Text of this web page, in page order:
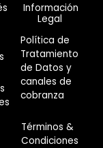
Información
Legal
Política de
Tratamiento
de Datos y
canales de
cobranza
Términos &
Condiciones